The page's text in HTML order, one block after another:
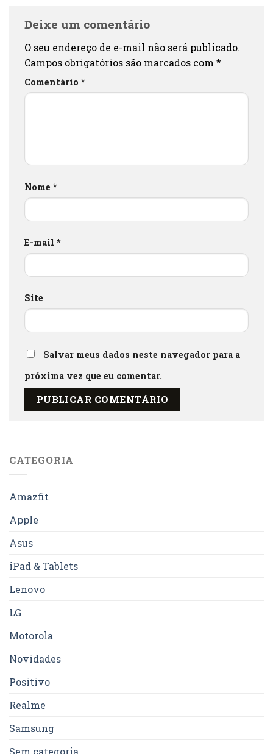
Deixe um comentário
O seu endereço de e-mail não será publicado.
Campos obrigatórios são marcados com *
Comentário *
Nome *
E-mail *
Site
Salvar meus dados neste navegador para a
próxima vez que eu comentar.
CATEGORIA
Amazfit
Apple
Asus
iPad & Tablets
Lenovo
LG
Motorola
Novidades
Positivo
Realme
Samsung